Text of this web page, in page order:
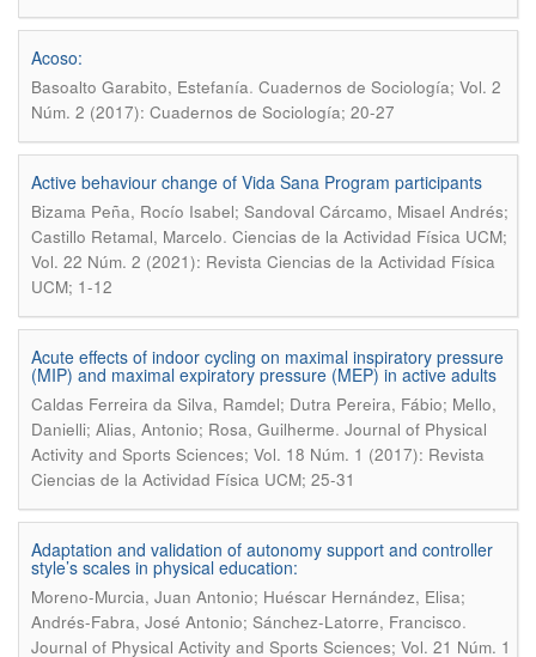
Acoso:
Basoalto Garabito, Estefanía. Cuadernos de Sociología; Vol. 2
Núm. 2 (2017): Cuadernos de Sociología; 20-27
Active behaviour change of Vida Sana Program participants
Bizama Peña, Rocío Isabel; Sandoval Cárcamo, Misael Andrés;
Castillo Retamal, Marcelo. Ciencias de la Actividad Física UCM;
Vol. 22 Núm. 2 (2021): Revista Ciencias de la Actividad Física
UCM; 1-12
Acute effects of indoor cycling on maximal inspiratory pressure
(MIP) and maximal expiratory pressure (MEP) in active adults
Caldas Ferreira da Silva, Ramdel; Dutra Pereira, Fábio; Mello,
Danielli; Alias, Antonio; Rosa, Guilherme. Journal of Physical
Activity and Sports Sciences; Vol. 18 Núm. 1 (2017): Revista
Ciencias de la Actividad Física UCM; 25-31
Adaptation and validation of autonomy support and controller
style’s scales in physical education:
Moreno-Murcia, Juan Antonio; Huéscar Hernández, Elisa;
Andrés-Fabra, José Antonio; Sánchez-Latorre, Francisco.
Journal of Physical Activity and Sports Sciences; Vol. 21 Núm. 1